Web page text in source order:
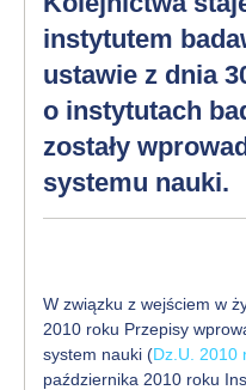
instytutem
ustawie z dnia
o instytutach
zostały
systemu nauki.
W związku z wejściem w
2010 roku Przepisy
system nauki (Dz.U. 2010
października 2010 roku